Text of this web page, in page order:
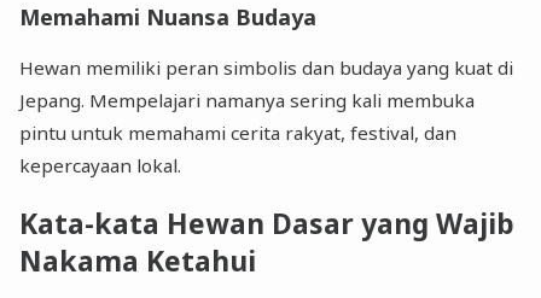
Memahami Nuansa Budaya
Hewan memiliki peran simbolis dan budaya yang kuat di
Jepang. Mempelajari namanya sering kali membuka
pintu untuk memahami cerita rakyat, festival, dan
kepercayaan lokal.
Kata-kata Hewan Dasar yang Wajib
Nakama Ketahui